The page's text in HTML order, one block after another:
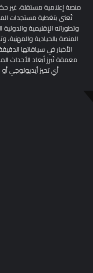
منصة إعلامية مستقلة، غير
تُعنى بتغطية مستجدات
وتطوراته الإقليمية والدولية
المنصة بالحيادية
الأخبار في سياقاتها
معمقة تُبرز أبعاد الأحداث
أي تحيز أيديولوجي